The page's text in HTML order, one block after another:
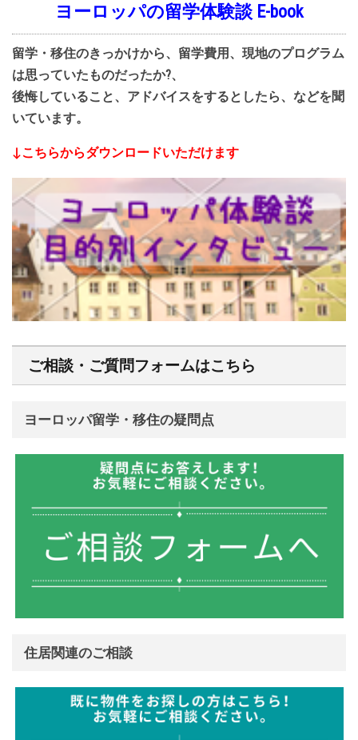
ヨーロッパの留学体験談 E-book
留学・移住のきっかけから、留学費用、現地のプログラム
は思っていたものだったか?、
後悔していること、アドバイスをするとしたら、などを聞
いています。
↓こちらからダウンロードいただけます
ご相談・ご質問フォームはこちら
ヨーロッパ留学・移住の疑問点
住居関連のご相談